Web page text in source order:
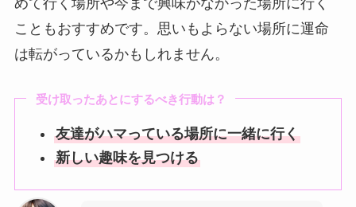
こともおすすめです。思いもよらない場所に運命
は転がっているかもしれません。
受け取ったあとにするべき行動は？
友達がハマっている場所に一緒に行く
新しい趣味を見つける